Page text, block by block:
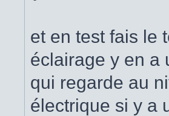
et en test fais le
éclairage y en a
qui regarde au
électrique si y a